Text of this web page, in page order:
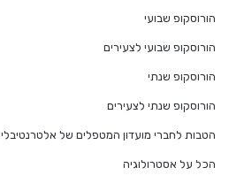
הורוסקופ שבועי
הורוסקופ שבועי לצעירים
הורוסקופ שנתי
הורוסקופ שנתי לצעירים
הטבות לחברי מועדון המטפלים של אלטרנטיבלי
הכל על אסטרולוגיה